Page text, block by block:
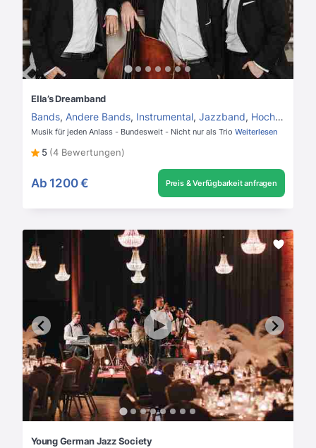
Ella’s Dreamband
Bands, Andere Bands, Instrumental, Jazzband, Hochzeitsband
Musik für jeden Anlass - Bundesweit - Nicht nur als Trio Weiterlesen
5 (4 Bewertungen)
Ab 1200 € Preis & Verfügbarkeit anfragen
Young German Jazz Society